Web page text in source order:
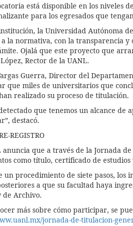
está disponible en los niveles
para los egresados que
la Universidad Autónoma
a la normativa, con la transparencia
Ojalá que este proyecto que
Rector de la UANL.
Guerra, Director del
que miles de universitarios que
realizado su proceso de titulación.
que tenemos un alcance de
destacó.
REGISTRO
anuncia que a través de la Jornada
como título, certificado de
un procedimiento de siete pasos, los
a que su facultad haya
de Archivo.
más sobre cómo participar, se
jornada-de-titulacion-